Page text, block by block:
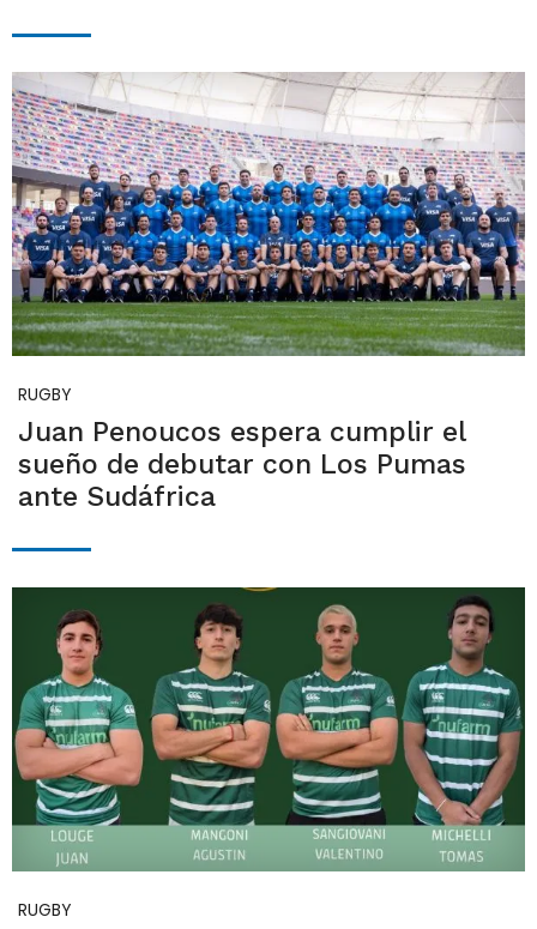
RUGBY
Juan Penoucos espera cumplir el
sueño de debutar con Los Pumas
ante Sudáfrica
RUGBY